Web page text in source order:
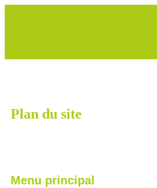
Plan du site
Menu principal